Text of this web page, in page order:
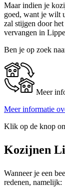
Maar indien je
goed, want je wilt
zal stijgen door
vervangen in
Ben je op zoek
Meer
Meer informatie
Klik op de knop
Kozijnen
Wanneer je een
redenen, namelijk: